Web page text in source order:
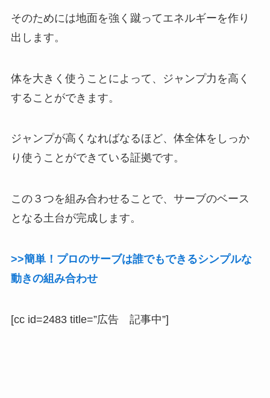
そのためには地面を強く蹴ってエネルギーを作り
出します。
体を大きく使うことによって、ジャンプ力を高く
することができます。
ジャンプが高くなればなるほど、体全体をしっか
り使うことができている証拠です。
この３つを組み合わせることで、サーブのベース
となる土台が完成します。
>>簡単！プロのサーブは誰でもできるシンプルな
動きの組み合わせ
[cc id=2483 title=”広告 記事中”]